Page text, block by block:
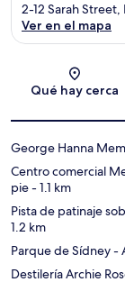
2-12 Sarah
Ver en el mapa
Qué hay cerca
George Hanna
Centro comercial
pie- 1.1 km
Pista de patinaje
1.2 km
Parque de Sídney-
Destilería Archie